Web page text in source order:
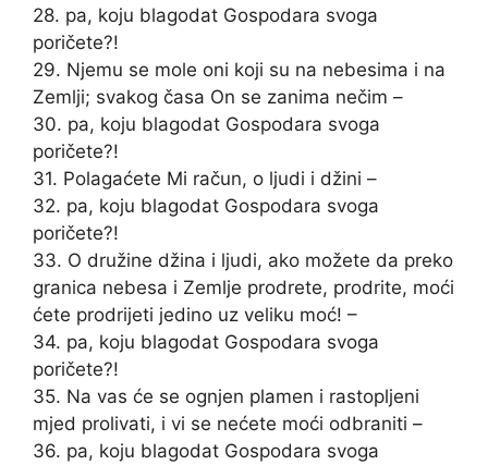
28. pa, koju blagodat Gospodara svoga
poričete?!
29. Njemu se mole oni koji su na nebesima i na
Zemlji; svakog časa On se zanima nečim –
30. pa, koju blagodat Gospodara svoga
poričete?!
31. Polagaćete Mi račun, o ljudi i džini –
32. pa, koju blagodat Gospodara svoga
poričete?!
33. O družine džina i ljudi, ako možete da preko
granica nebesa i Zemlje prodrete, prodrite, moći
ćete prodrijeti jedino uz veliku moć! –
34. pa, koju blagodat Gospodara svoga
poričete?!
35. Na vas će se ognjen plamen i rastopljeni
mjed prolivati, i vi se nećete moći odbraniti –
36. pa, koju blagodat Gospodara svoga